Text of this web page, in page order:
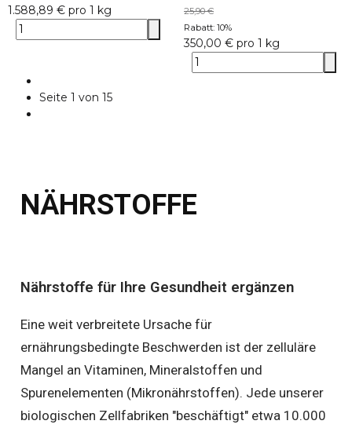
1.588,89 € pro 1 kg
25,90 €
Rabatt: 10%
350,00 € pro 1 kg
Seite 1 von 15
NÄHRSTOFFE
Nährstoffe für Ihre Gesundheit ergänzen
Eine weit verbreitete Ursache für
ernährungsbedingte Beschwerden ist der zelluläre
Mangel an Vitaminen, Mineralstoffen und
Spurenelementen (Mikronährstoffen). Jede unserer
biologischen Zellfabriken "beschäftigt" etwa 10.000